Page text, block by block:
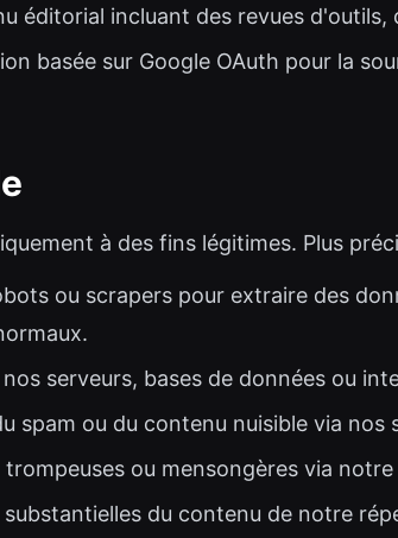
éditorial incluant des revues
basée sur Google OAuth pour la
à des fins légitimes. Plus
ou scrapers pour extraire des
serveurs, bases de données ou
spam ou du contenu nuisible via
ou mensongères via
du contenu de notre